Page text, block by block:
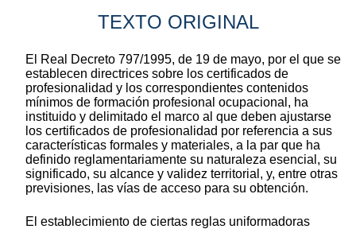
TEXTO ORIGINAL
El Real Decreto 797/1995, de 19 de mayo, por el que se
establecen directrices sobre los certificados de
profesionalidad y los correspondientes contenidos
mínimos de formación profesional ocupacional, ha
instituido y delimitado el marco al que deben ajustarse
los certificados de profesionalidad por referencia a sus
características formales y materiales, a la par que ha
definido reglamentariamente su naturaleza esencial, su
significado, su alcance y validez territorial, y, entre otras
previsiones, las vías de acceso para su obtención.
El establecimiento de ciertas reglas uniformadoras